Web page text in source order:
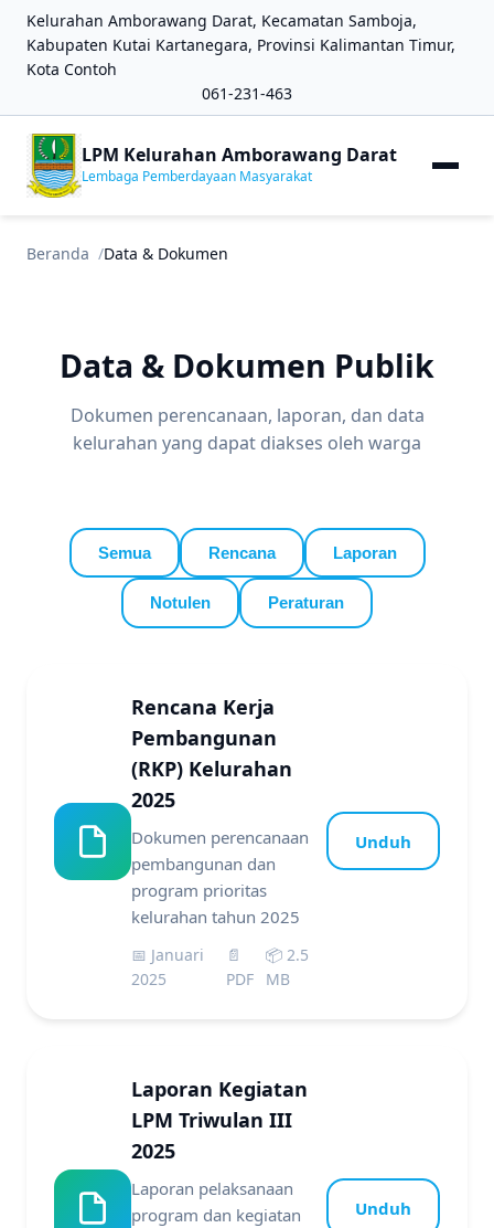
Kelurahan Amborawang Darat, Kecamatan Samboja,
Kabupaten Kutai Kartanegara, Provinsi Kalimantan Timur,
Kota Contoh
061-231-463
LPM Kelurahan Amborawang Darat
Lembaga Pemberdayaan Masyarakat
Beranda Data & Dokumen
Data & Dokumen Publik
Dokumen perencanaan, laporan, dan data
kelurahan yang dapat diakses oleh warga
Semua Rencana Laporan
Notulen Peraturan
Rencana Kerja
Pembangunan
(RKP) Kelurahan
2025
Dokumen perencanaan
pembangunan dan
program prioritas
kelurahan tahun 2025
📅 Januari
2025
📄
PDF
📦 2.5
MB
Unduh
Laporan Kegiatan
LPM Triwulan III
2025
Laporan pelaksanaan
program dan kegiatan
Unduh